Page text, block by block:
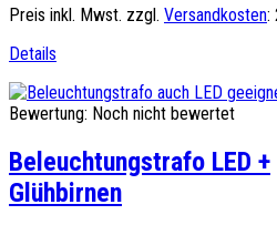
Preis inkl. Mwst. zzgl. Versandkosten:
Details
Bewertung: Noch nicht bewertet
Beleuchtungstrafo LED +
Glühbirnen